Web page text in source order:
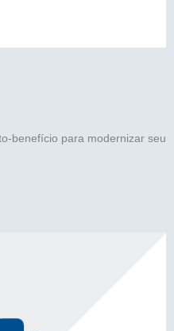
benefício para modernizar seu